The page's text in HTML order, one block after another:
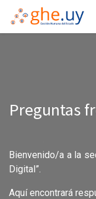
Preguntas
Bienvenido/a a la
Digital”.
Aquí encontrará